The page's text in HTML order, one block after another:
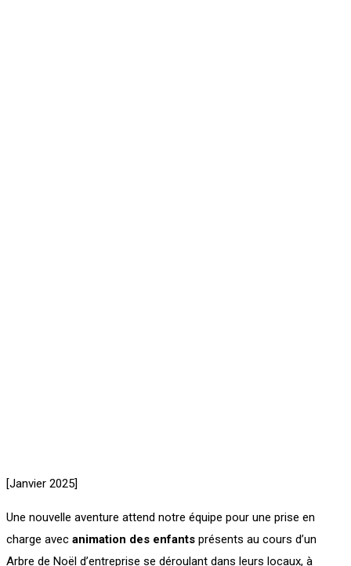
[Janvier 2025]
Une nouvelle aventure attend notre équipe pour une prise en
charge avec animation des enfants présents au cours d’un
Arbre de Noël d’entreprise se déroulant dans leurs locaux, à